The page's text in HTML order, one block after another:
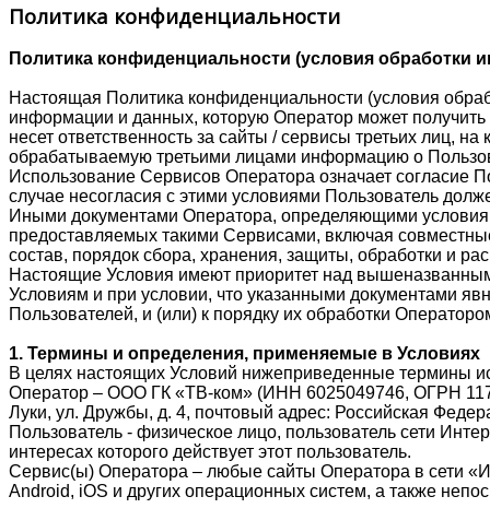
Политика конфиденциальности
Политика конфиденциальности (условия обработки
Настоящая Политика конфиденциальности (условия
информации и данных, которую Оператор может
несет ответственность за сайты / сервисы третьих лиц,
обрабатываемую третьими лицами информацию о
Использование Сервисов Оператора означает согласие
случае несогласия с этими условиями Пользователь
Иными документами Оператора, определяющими условия
предоставляемых такими Сервисами, включая
состав, порядок сбора, хранения, защиты, обработки и
Настоящие Условия имеют приоритет над
Условиям и при условии, что указанными документами
Пользователей, и (или) к порядку их обработки
1. Термины и определения, применяемые в Условиях
В целях настоящих Условий нижеприведенные термины
Оператор – ООО ГК «ТВ-ком» (ИНН 6025049746, ОГРН
Луки, ул. Дружбы, д. 4, почтовый адрес: Российская
Пользователь - физическое лицо, пользователь сети
интересах которого действует этот пользователь.
Сервис(ы) Оператора – любые сайты Оператора в сети
Android, iOS и других операционных систем, а также